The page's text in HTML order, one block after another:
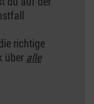
richtige
über alle